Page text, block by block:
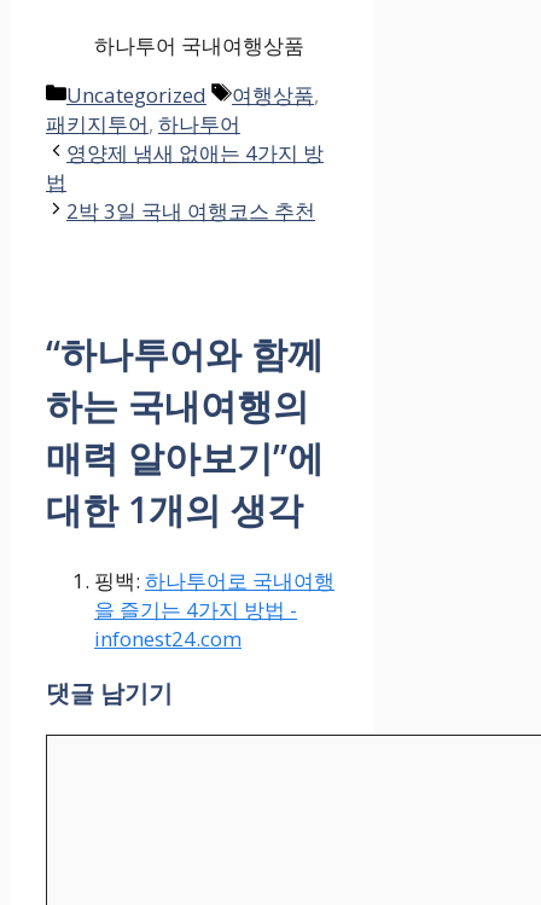
하나투어 국내여행상품
카
테
고
Uncategorized
태
그
여행상품,
패키지투어, 하나투어
영양제 냄새 없애는 4가지 방
법
2박 3일 국내 여행코스 추천
“하나투어와 함께
하는 국내여행의
매력 알아보기”에
대한 1개의 생각
핑백: 하나투어로 국내여행
을 즐기는 4가지 방법 -
infonest24.com
댓글 남기기